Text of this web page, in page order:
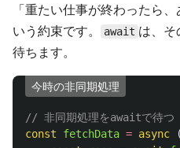
「重たい仕事が終わったら
いう約束です。
await は、そ
待ちます。
今時の非同期処理
// 非同期処理をawaitで待つ
const
fetchData = async (